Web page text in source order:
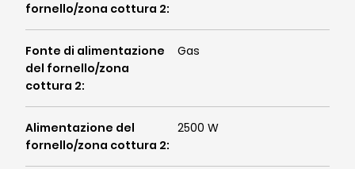
fornello/zona cottura 2:
Fonte di alimentazione
del fornello/zona
cottura 2:
Gas
Alimentazione del
fornello/zona cottura 2:
2500 W